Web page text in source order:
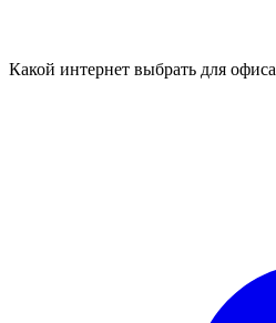
Какой интернет выбрать для офиса